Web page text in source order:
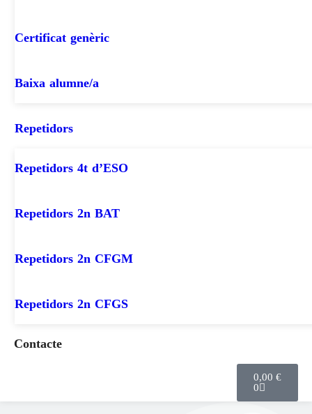
Certificat genèric
Baixa alumne/a
Repetidors
Repetidors 4t d’ESO
Repetidors 2n BAT
Repetidors 2n CFGM
Repetidors 2n CFGS
Contacte
0,00 €
0